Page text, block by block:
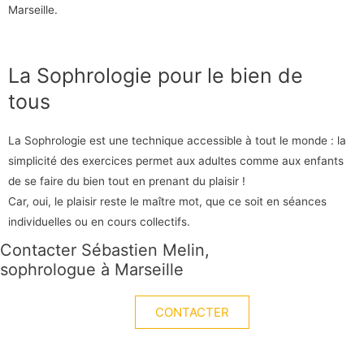
Marseille.
La Sophrologie pour le bien de
tous
La Sophrologie est une technique accessible à tout le monde : la
simplicité des exercices permet aux adultes comme aux enfants
de se faire du bien tout en prenant du plaisir !
Car, oui, le plaisir reste le maître mot, que ce soit en séances
individuelles ou en cours collectifs.
Contacter Sébastien Melin,
sophrologue à Marseille
CONTACTER